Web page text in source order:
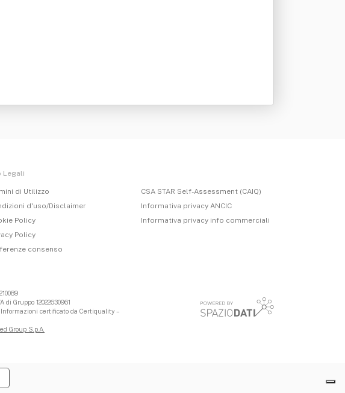
Legali
di Utilizzo
d'uso/Disclaimer
Policy
Policy
consenso
CSA STAR Self-Assessment (CAIQ)
Informativa privacy ANCIC
Informativa privacy info commerciali
di Gruppo 12022630961
certificato da Certiquality –
Group S.p.A.